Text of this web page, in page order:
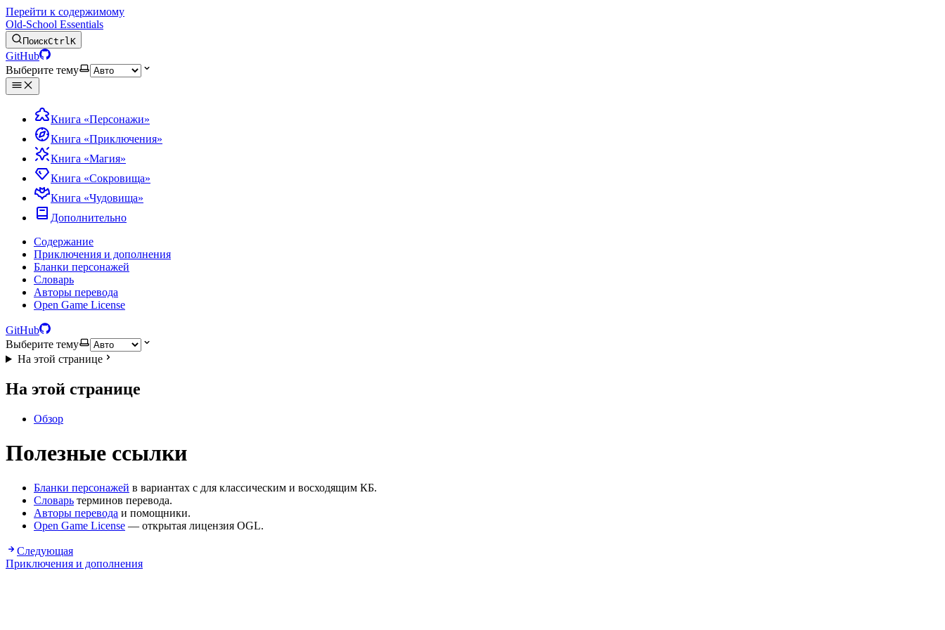
Перейти к содержимому
Old-School Essentials
ПоискCtrlK
GitHub
Выберите тему
Книга «Персонажи»
Книга «Приключения»
Книга «Магия»
Книга «Сокровища»
Книга «Чудовища»
Дополнительно
Содержание
Приключения и дополнения
Бланки персонажей
Словарь
Авторы перевода
Open Game License
GitHub
Выберите тему
На этой странице
На этой странице
Обзор
Полезные ссылки
Бланки персонажей в вариантах с для классическим и восходящим КБ.
Словарь терминов перевода.
Авторы перевода и помощники.
Open Game License — открытая лицензия OGL.
Следующая
Приключения и дополнения